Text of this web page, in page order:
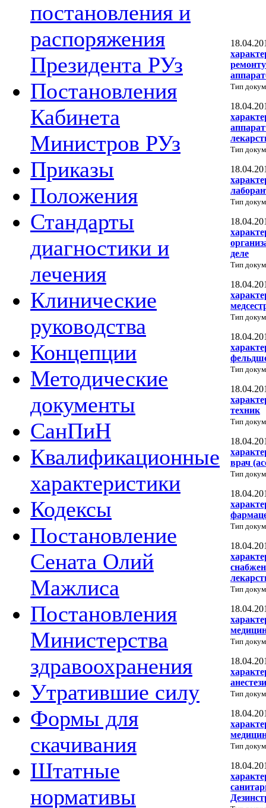
постановления и
распоряжения
Президента РУз
Постановления
Кабинета
Министров РУз
Приказы
Положения
Стандарты
диагностики и
лечения
Клинические
руководства
Концепции
Методические
документы
СанПиН
Квалификационные
характеристики
Кодексы
Постановление
Сената Олий
Мажлиса
Постановления
Министерства
здравоохранения
Утратившие силу
Формы для
скачивания
Штатные
нормативы
Тип
Тип
Тип
деле
Тип
Тип
Тип
техник
Тип
врач
Тип
Тип
Тип
Тип
Тип
Тип